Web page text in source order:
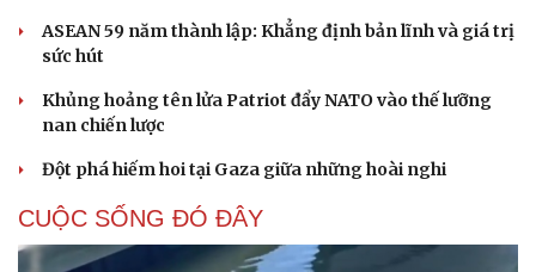
ASEAN 59 năm thành lập: Khẳng định bản lĩnh và giá trị
sức hút
Khủng hoảng tên lửa Patriot đẩy NATO vào thế lưỡng
nan chiến lược
Đột phá hiếm hoi tại Gaza giữa những hoài nghi
CUỘC SỐNG ĐÓ ĐÂY